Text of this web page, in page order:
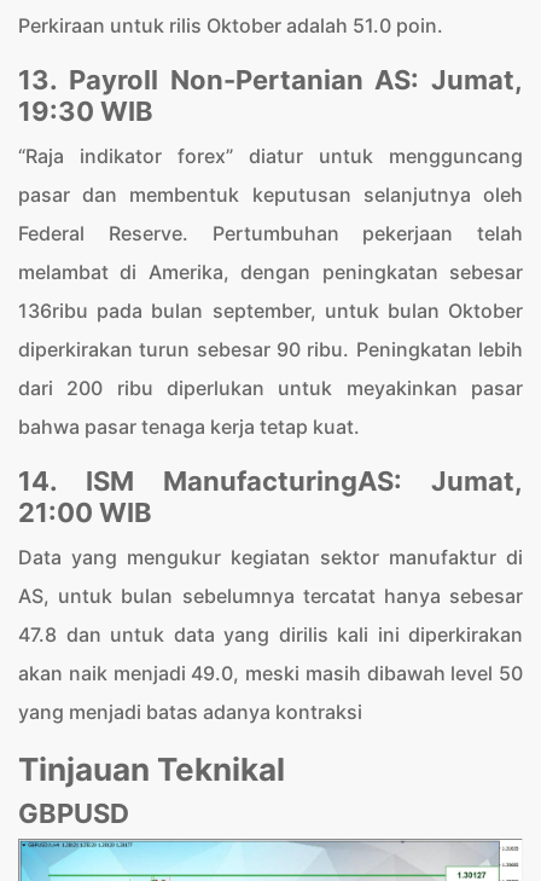
Perkiraan untuk rilis Oktober adalah 51.0 poin.
13. Payroll Non-Pertanian AS: Jumat,
19:30 WIB
“Raja indikator forex” diatur untuk mengguncang
pasar dan membentuk keputusan selanjutnya oleh
Federal Reserve. Pertumbuhan pekerjaan telah
melambat di Amerika, dengan peningkatan sebesar
136ribu pada bulan september, untuk bulan Oktober
diperkirakan turun sebesar 90 ribu. Peningkatan lebih
dari 200 ribu diperlukan untuk meyakinkan pasar
bahwa pasar tenaga kerja tetap kuat.
14. ISM ManufacturingAS: Jumat,
21:00 WIB
Data yang mengukur kegiatan sektor manufaktur di
AS, untuk bulan sebelumnya tercatat hanya sebesar
47.8 dan untuk data yang dirilis kali ini diperkirakan
akan naik menjadi 49.0, meski masih dibawah level 50
yang menjadi batas adanya kontraksi
Tinjauan Teknikal
GBPUSD